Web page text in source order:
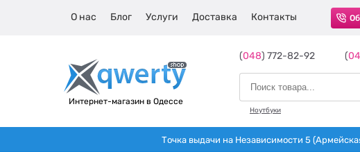
О нас Блог Услуги Доставка Контакты
Интернет-магазин в Одессе
(048) 772-82-92 (
Ноутбуки
Точка выдачи на Независимости 5